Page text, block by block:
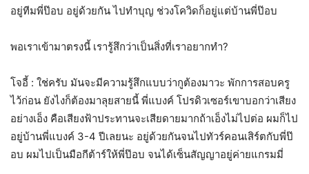
อยู่ทีมพี่ป๊อบ อยู่ด้วยกัน ไปทำบุญ ช่วงโควิดก็อยู่แต่บ้านพี่ป๊อบ
พอเราเข้ามาตรงนี้ เรารู้สึกว่าเป็นสิ่งที่เราอยากทำ?
โจอี้ : ใช่ครับ มันจะมีความรู้สึกแบบว่ากูต้องมาวะ พักการสอบครู
ไว้ก่อน ยังไงก็ต้องมาลุยสายนี้ พี่แบงค์ โปรดิวเซอร์เขาบอกว่าเสียง
อย่างเอ็ง คือเสียงฟ้าประทานจะเสียดายมากถ้าเอ็งไม่ไปต่อ ผมก็ไป
อยู่บ้านพี่แบงค์ 3-4 ปีเลยนะ อยู่ด้วยกันจนไปทัวร์คอนเสิร์ตกับพี่ป๊
อบ ผมไปเป็นมือกีต้าร์ให้พี่ป๊อบ จนได้เซ็นสัญญาอยู่ค่ายแกรมมี่